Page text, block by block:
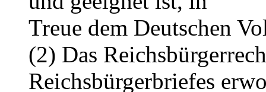
Treue dem Deutschen
(2) Das
Reichsbürgerbriefes